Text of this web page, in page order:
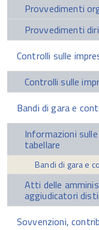
Provvedimenti
Provvedimenti
Controlli sulle
Controlli sulle
Bandi di gara e
Informazioni
tabellare
Bandi di gara e
Atti delle
aggiudicatori
Sovvenzioni,